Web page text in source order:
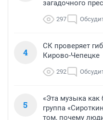
загадочного
297
4
СК проверяет
Кирово-Чепецке
292
5
«Эта музыка как
группа
том, почему